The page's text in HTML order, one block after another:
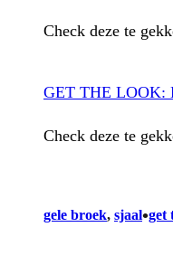
Check deze te
GET THE LOOK:
Check deze te
gele broek, sjaal•get